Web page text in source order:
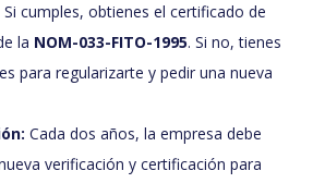
Si cumples, obtienes el certificado de
la NOM-033-FITO-1995. Si no, tienes
para regularizarte y pedir una nueva
Cada dos años, la empresa debe
verificación y certificación para